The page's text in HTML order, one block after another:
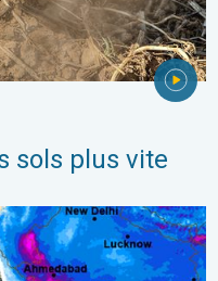
sols plus vite
Mousson